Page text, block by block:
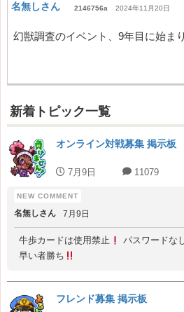
名無しさん 2146756a 2024年11月20日
幻獣調査のイベント、9年目に始ま
新着トピック一覧
オンライン対戦募集 掲示板
7月9日 11079
名無しさん 7月9日
牛歩カードは使用禁止
パスワードな
早い者勝ち
フレンド募集 掲示板